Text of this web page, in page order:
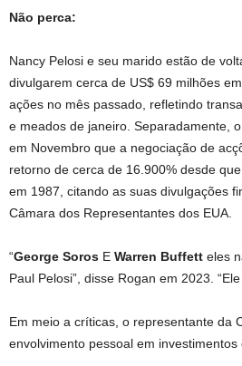
Não perca:
Nancy Pelosi e seu marido estão de
divulgarem cerca de US$ 69 milhões
ações no mês passado, refletindo
e meados de janeiro. Separadamente,
em Novembro que a negociação de
retorno de cerca de 16.900% desde
em 1987, citando as suas divulgações
Câmara dos Representantes dos EUA.
“George Soros E Warren Buffett eles
Paul Pelosi”, disse Rogan em 2023.
Em meio a críticas, o representante da
envolvimento pessoal em investimentos